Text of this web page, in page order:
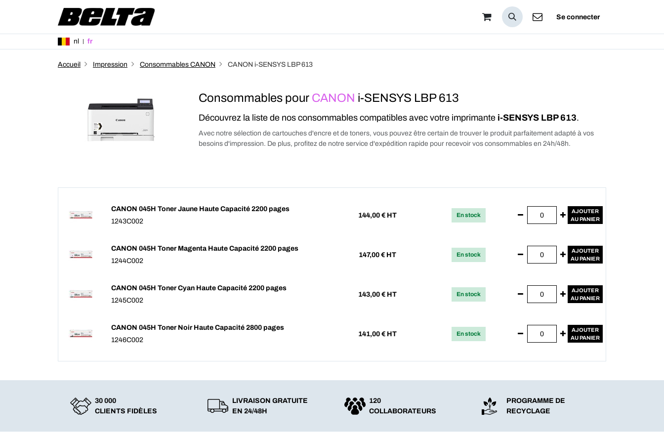
Se connecter
nl fr
Accueil Impression Consommables CANON CANON i-SENSYS LBP 613
Consommables pour CANON i-SENSYS LBP 613
Découvrez la liste de nos consommables compatibles avec votre imprimante i-SENSYS LBP 613.
Avec notre sélection de cartouches d'encre et de toners, vous pouvez être certain de trouver le produit parfaitement adapté à vos
besoins d'impression. De plus, profitez de notre service d'expédition rapide pour recevoir vos consommables en 24h/48h.
CANON 045H Toner Jaune Haute Capacité 2200 pages
1243C002
144,00 € HT En stock
AJOUTER
AU PANIER
CANON 045H Toner Magenta Haute Capacité 2200 pages
1244C002
147,00 € HT En stock
AJOUTER
AU PANIER
CANON 045H Toner Cyan Haute Capacité 2200 pages
1245C002
143,00 € HT En stock
AJOUTER
AU PANIER
CANON 045H Toner Noir Haute Capacité 2800 pages
1246C002
141,00 € HT En stock
AJOUTER
AU PANIER
30 000
CLIENTS FIDÈLES
LIVRAISON GRATUITE
EN 24/48H
120
COLLABORATEURS
PROGRAMME DE
RECYCLAGE